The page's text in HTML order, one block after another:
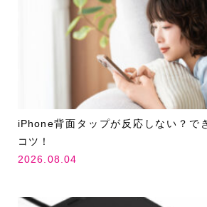
iPhone背面タップが反応しない？で
コツ！
2026.08.04